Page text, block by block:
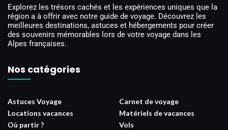
Explorez les trésors cachés et les expériences uniques que la
région a à offrir avec notre guide de voyage. Découvrez les
meilleures destinations, astuces et hébergements pour créer
des souvenirs mémorables lors de votre voyage dans les
Alpes françaises.
Nos catégories
Astuces Voyage
Carnet de voyage
Locations vacances
Matériels de vacances
Où partir ?
Vols